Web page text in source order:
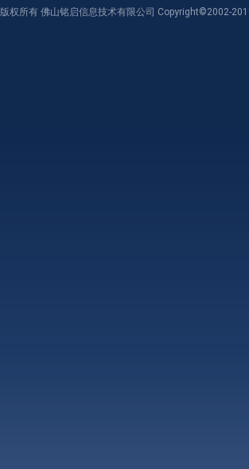
版权所有 佛山铭启信息技术有限公司 Copyright©2002-